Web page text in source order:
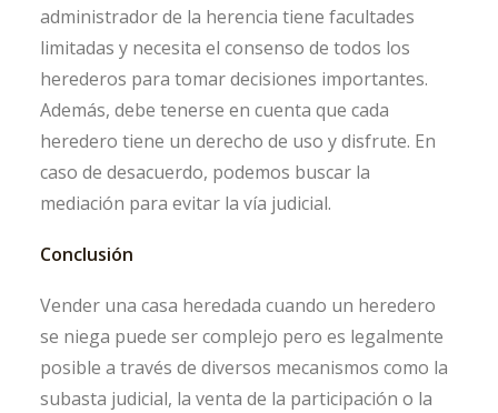
administrador de la herencia tiene facultades
limitadas y necesita el consenso de todos los
herederos para tomar decisiones importantes.
Además, debe tenerse en cuenta que cada
heredero tiene un derecho de uso y disfrute. En
caso de desacuerdo, podemos buscar la
mediación para evitar la vía judicial.
Conclusión
Vender una casa heredada cuando un heredero
se niega puede ser complejo pero es legalmente
posible a través de diversos mecanismos como la
subasta judicial, la venta de la participación o la